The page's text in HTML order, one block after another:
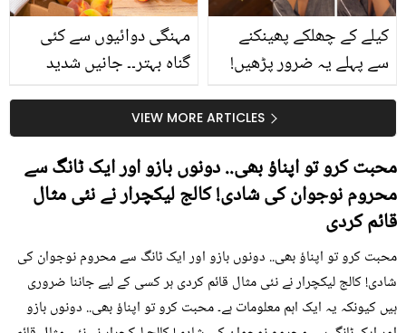
مہنگی دوائیوں سے کئی
گناہ بہتر۔۔ جانیں شدید
کیوں کھانا چاہیے؟
کیلے کے چھلکے پھینکنے
سے پہلے یہ ضرور پڑھیں!
سستا اور قدرتی حلVIEW MORE ARTICLES
محبت کرو تو اپناؤ بھی.. دونوں بازو اور ایک ٹانگ سے
محروم نوجوان کی شادی! کالج لیکچرار نے نئی مثال
قائم کردی
محبت کرو تو اپناؤ بھی.. دونوں بازو اور ایک ٹانگ سے محروم نوجوان کی
شادی! کالج لیکچرار نے نئی مثال قائم کردی ہر کسی کے لیے جاننا ضروری
ہیں کیونکہ یہ ایک اہم معلومات ہے۔ محبت کرو تو اپناؤ بھی.. دونوں بازو